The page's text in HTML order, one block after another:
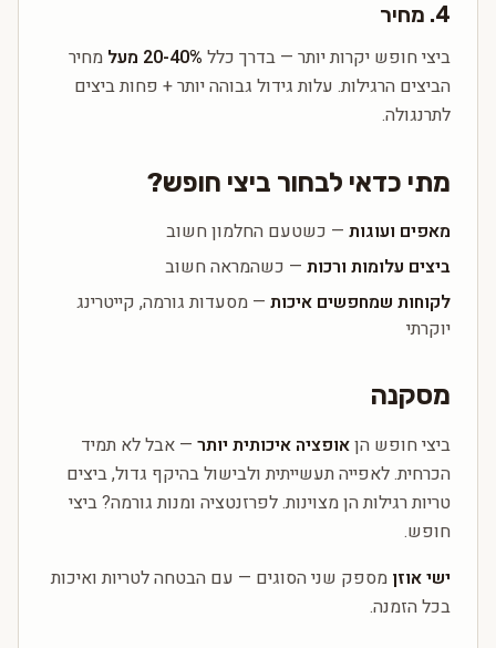
4. מחיר
ביצי חופש יקרות יותר — בדרך כלל 20-40% מעל
מחיר
הביצים הרגילות. עלות גידול גבוהה יותר + פחות ביצים
לתרנגולה.
מתי כדאי לבחור ביצי חופש?
מאפים ועוגות — כשטעם החלמון חשוב
ביצים עלומות ורכות — כשהמראה חשוב
לקוחות שמחפשים איכות — מסעדות גורמה, קייטרינג
יוקרתי
מסקנה
ביצי חופש הןאופציה איכותית יותר — אבל לא תמיד
הכרחית. לאפייה תעשייתית ולבישול בהיקף גדול, ביצים
טריות רגילות הן מצוינות. לפרזנטציה ומנות גורמה? ביצי
חופש.
ישי אוזן מספק שני הסוגים — עם הבטחה לטריות ואיכות
בכל הזמנה.